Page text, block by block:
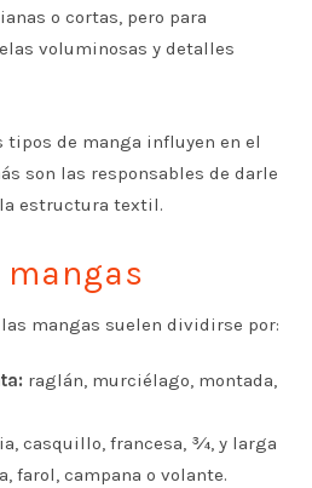
o cortas, pero para
voluminosas y detalles
de manga influyen en el
son las responsables de darle
estructura textil.
mangas suelen dividirse por:
raglán, murciélago, montada,
casquillo, francesa, ¾, y larga
farol, campana o volante.